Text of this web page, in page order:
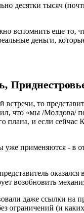
десятки тысяч
вспомнить еще то,
деньги,
то
что «мы /Молдова/
плана, и если
уже применяются - в
возобновить
даже ссылки на
ограничений (и